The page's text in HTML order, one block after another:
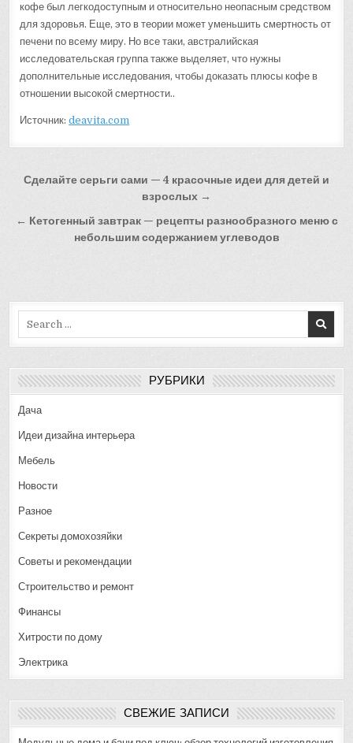
кофе был легкодоступным и относительно неопасным средством
для здоровья. Еще, это в теории может уменьшить смертность от
печени по всему миру. Но все таки, австралийская
исследовательская группа также выделяет, что нужны
дополнительные исследования, чтобы доказать плюсы кофе в
отношении высокой смертности..
Источник:deavita.com
Навигация
записям
Сделайте серьги сами — 4 красочные идеи для детей и
взрослых →
← Кетогенный завтрак — рецепты разнообразного меню с
небольшим содержанием углеводов
РУБРИКИ
Дача
Идеи дизайна интерьера
Мебель
Новости
Разное
Секреты домохозяйки
Советы и рекомендации
Строительство и ремонт
Финансы
Хитрости по дому
Электрика
СВЕЖИЕ ЗАПИСИ